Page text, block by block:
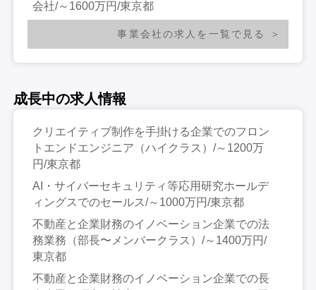
会社/～1600万円/東京都
事業会社の求人を一覧で見る
成長中の求人情報
クリエイティブ制作を手掛ける企業でのフロン
トエンドエンジニア（ハイクラス）/～1200万
円/東京都
AI・サイバーセキュリティ等応用研究ホールデ
ィングスでのセールス/～1000万円/東京都
不動産と企業財務のイノベーション企業での法
務業務（部長〜メンバークラス）/～1400万円/
東京都
不動産と企業財務のイノベーション企業での長